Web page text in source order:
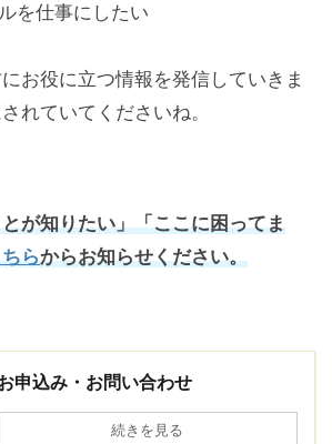
を仕事にしたい
お役に立つ情報を発信していきま
れていてくださいね。
が知りたい」「ここに困ってま
らからお知らせください。
申込み・お問い合わせ
続きを見る